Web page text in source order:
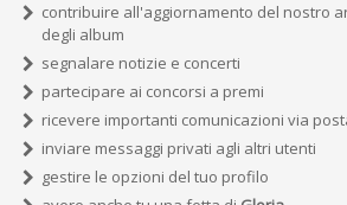
contribuire all'aggiornamento del nostro
degli album
segnalare notizie e concerti
partecipare ai concorsi a premi
ricevere importanti comunicazioni via
inviare messaggi privati agli altri utenti
gestire le opzioni del tuo profilo